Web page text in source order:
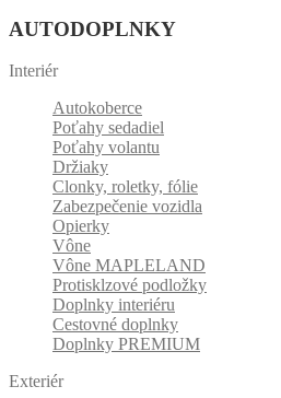
AUTODOPLNKY
Interiér
Autokoberce
Poťahy sedadiel
Poťahy volantu
Držiaky
Clonky, roletky, fólie
Zabezpečenie vozidla
Opierky
Vône
Vône MAPLELAND
Protisklzové podložky
Doplnky interiéru
Cestovné doplnky
Doplnky PREMIUM
Exteriér